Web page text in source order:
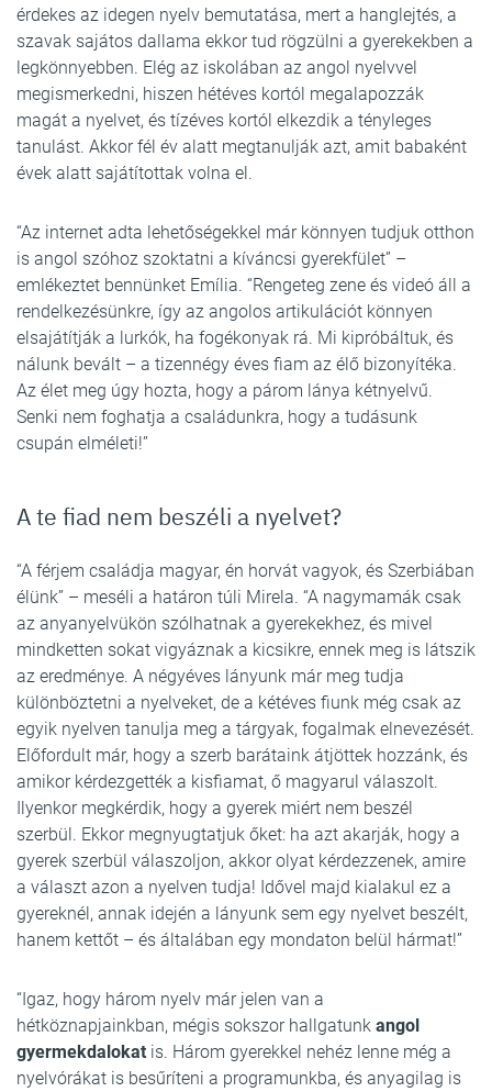
érdekes az idegen nyelv bemutatása, mert a hanglejtés, a
szavak sajátos dallama ekkor tud rögzülni a gyerekekben a
legkönnyebben. Elég az iskolában az angol nyelvvel
megismerkedni, hiszen hétéves kortól megalapozzák
magát a nyelvet, és tízéves kortól elkezdik a tényleges
tanulást. Akkor fél év alatt megtanulják azt, amit babaként
évek alatt sajátítottak volna el.
“Az internet adta lehetőségekkel már könnyen tudjuk otthon
is angol szóhoz szoktatni a kíváncsi gyerekfület” –
emlékeztet bennünket Emília. “Rengeteg zene és videó áll a
rendelkezésünkre, így az angolos artikulációt könnyen
elsajátítják a lurkók, ha fogékonyak rá. Mi kipróbáltuk, és
nálunk bevált – a tizennégy éves fiam az élő bizonyítéka.
Az élet meg úgy hozta, hogy a párom lánya kétnyelvű.
Senki nem foghatja a családunkra, hogy a tudásunk
csupán elméleti!”
A te fiad nem beszéli a nyelvet?
“A férjem családja magyar, én horvát vagyok, és Szerbiában
élünk” – meséli a határon túli Mirela. “A nagymamák csak
az anyanyelvükön szólhatnak a gyerekekhez, és mivel
mindketten sokat vigyáznak a kicsikre, ennek meg is látszik
az eredménye. A négyéves lányunk már meg tudja
különböztetni a nyelveket, de a kétéves fiunk még csak az
egyik nyelven tanulja meg a tárgyak, fogalmak elnevezését.
Előfordult már, hogy a szerb barátaink átjöttek hozzánk, és
amikor kérdezgették a kisfiamat, ő magyarul válaszolt.
Ilyenkor megkérdik, hogy a gyerek miért nem beszél
szerbül. Ekkor megnyugtatjuk őket: ha azt akarják, hogy a
gyerek szerbül válaszoljon, akkor olyat kérdezzenek, amire
a választ azon a nyelven tudja! Idővel majd kialakul ez a
gyereknél, annak idején a lányunk sem egy nyelvet beszélt,
hanem kettőt – és általában egy mondaton belül hármat!”
“Igaz, hogy három nyelv már jelen van a
hétköznapjainkban, mégis sokszor hallgatunk angol
gyermekdalokat is. Három gyerekkel nehéz lenne még a
nyelvórákat is besűríteni a programunkba, és anyagilag is